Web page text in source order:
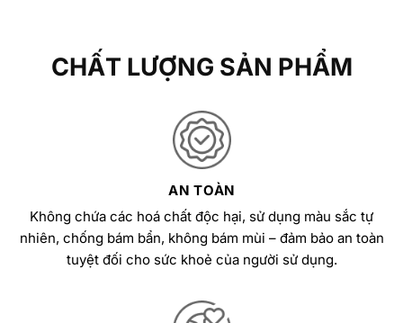
CHẤT LƯỢNG SẢN PHẨM
AN TOÀN
Không chứa các hoá chất độc hại, sử dụng màu sắc tự
nhiên, chống bám bẩn, không bám mùi – đảm bảo an toàn
tuyệt đối cho sức khoẻ của người sử dụng.